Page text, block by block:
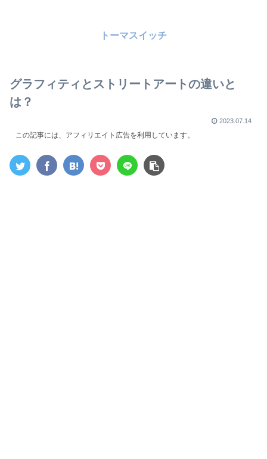
トーマスイッチ
グラフィティとストリートアートの違いと
は？
2023.07.14
この記事には、アフィリエイト広告を利用しています。